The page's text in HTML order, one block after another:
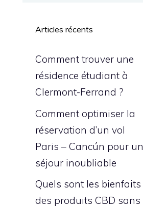
Articles récents
Comment trouver une
résidence étudiant à
Clermont-Ferrand ?
Comment optimiser la
réservation d’un vol
Paris – Cancún pour un
séjour inoubliable
Quels sont les bienfaits
des produits CBD sans